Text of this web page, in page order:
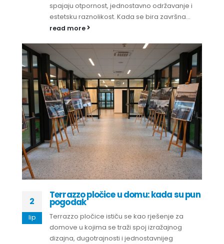
spajaju otpornost, jednostavno održavanje i
estetsku raznolikost. Kada se bira završna...
read more
2
lip
Terrazzo pločice u domu: kada su pun
pogodak
Terrazzo pločice ističu se kao rješenje za
domove u kojima se traži spoj izražajnog
dizajna, dugotrajnosti i jednostavnijeg